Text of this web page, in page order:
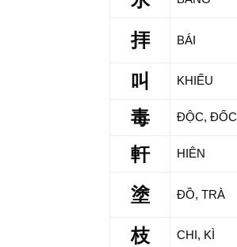
拝 BÁI
叫 KHIẾU
毒 ĐỘC, ĐỐC
軒 HIÊN
塗 ĐỒ, TRÀ
枝 CHI, KÌ